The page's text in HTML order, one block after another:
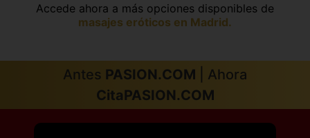
Accede ahora a más opciones disponibles de
masajes eróticos en Madrid.
Antes PASION.COM | Ahora
CitaPASION.COM